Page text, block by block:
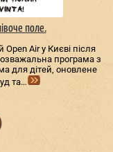
поле.
Air у Києві після
програма з
для дітей, оновлене
та…